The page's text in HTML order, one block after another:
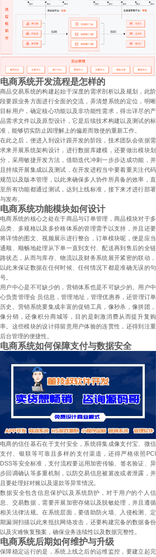
电商系统开发流程是怎样的
商品交易系统的构建起始于深度的需求剖析以及规划，此阶
段要跟业务方面进行全面的交流，弄清楚系统的定位，明晰
目标用户，确定核心功能以及非功能性需求，得出详尽的产
品需求文件以及原型设计，它是后续技术构建以及测试的标
准，能够切实防止因理解上的偏差而致使的重新工作。
在此之后，便进入到设计跟开发的阶段，技术团队会依据需
求来开展系统架构设计，进行数据库建模，还要做出模块划
分，采用敏捷开发方法，借助迭代冲刺一步步达成功能，并
且持续开展集成以及测试，在开发进程当中要着重关注代码
规范以及版本管理，以此来确保多人协作所具备的效率，直
至所有功能都通过测试，达到上线标准，接下来才进行部署
与发布。
电商系统功能模块如何设计
电商系统的核心之处在于商品与订单管理，商品模块对于多
品类、多规格以及多价格体系的管理需予以支持，并且还要
将详情的图文、视频展示进行整合，订单模块呢，便是应当
通顺、顺畅地处理从下单一直到支付、配送再到售后的全链
路状态，从而与库存、物流以及财务系统展开紧密的联动，
以此来保证数据在任何时候、任何情况下都是准确无误的句
号。
用户中心是不可缺少的，营销体系也是不可缺少的。用户中
心负责管理会 员信息，管理地址，管理优惠券，还管理订单
历史。营销系统要集成丰富的促销工具，像秒杀，像拼团，
像分销，还像积分商城等，目的是刺激消费从而提升复购
率。这些模块的设计得留意用户体验的连贯性，还得到注重
后台管理的便捷性。
电商系统如何保障支付与数据安全
电商的信任基石在于支付安全，系统得集成像支付宝、微信
支付、银联等可靠且多样的支付渠道，还得严格依照PCI
DSS等安全标准，支付流程要运用加密传输、签名验证、异
步回调确认等多重机制，以防交易信息被篡改或者泄露，并
且要处理好对账以及退款等异常情况。
数据安全包含信息保护以及系统防护，对于用户的个人信
息、交易数据，需要开展加密存储以及脱敏处理，并且遵循
相关法律法规。在系统层面，要借助防火墙、入侵检测、定
期漏洞扫描以此来抵抗网络攻击，还要构建完备的数据备份
以及灾难恢复预案，确保业务连续性以及数据完整性。
电商系统后期如何维护与升级
保障稳定运行的是，系统上线之后的运维监控，要建立起完